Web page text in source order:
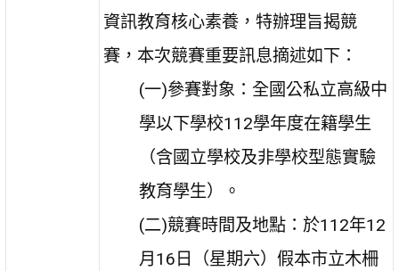
資訊教育核心素養，特辦理旨揭競
賽，本次競賽重要訊息摘述如下：
(一)參賽對象：全國公私立高級中
學以下學校112學年度在籍學生
（含國立學校及非學校型態實驗
教育學生）。
(二)競賽時間及地點：於112年12
月16日（星期六）假本市立木柵